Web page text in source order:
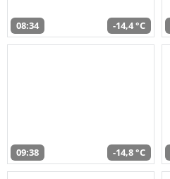
08:34 -14,4 °C
09:38 -14,8 °C